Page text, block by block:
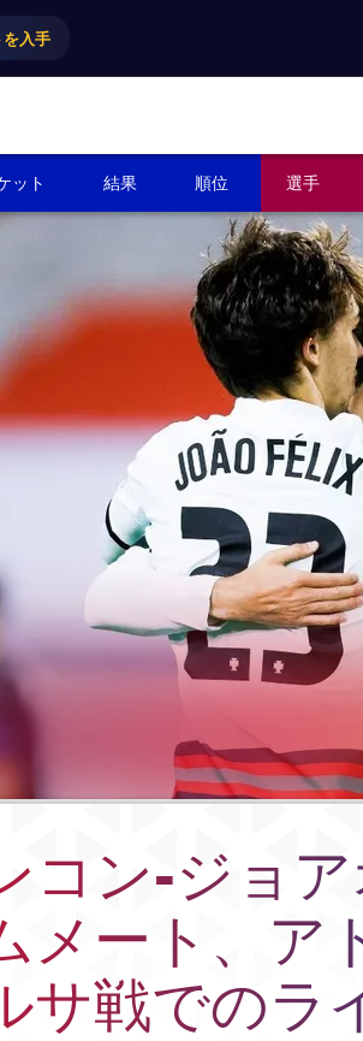
入手
ット 結果 順位 選手
コン-ジョ
メート、ア
サ戦でのラ